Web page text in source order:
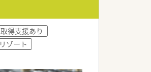
得支援あり
リゾート